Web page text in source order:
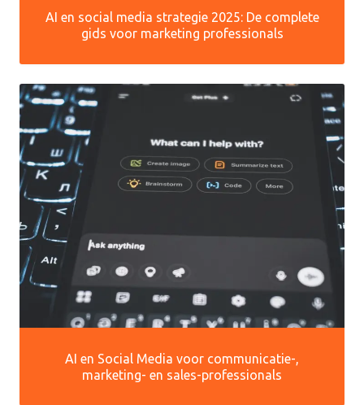
AI en social media strategie 2025: De complete
gids voor marketing professionals
AI en Social Media voor communicatie-,
marketing- en sales-professionals